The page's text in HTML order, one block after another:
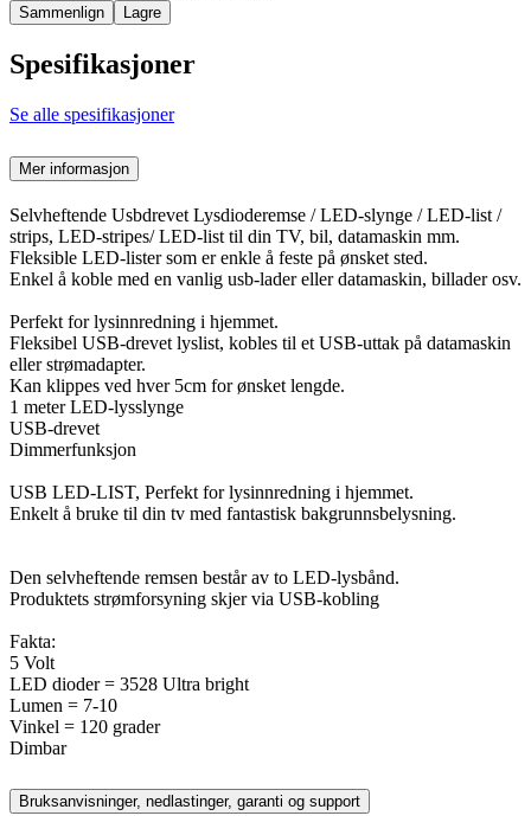
Sammenlign Lagre
Spesifikasjoner
Se alle spesifikasjoner
Mer informasjon
Selvheftende Usbdrevet Lysdioderemse / LED-slynge / LED-list /
strips, LED-stripes/ LED-list til din TV, bil, datamaskin mm.
Fleksible LED-lister som er enkle å feste på ønsket sted.
Enkel å koble med en vanlig usb-lader eller datamaskin, billader osv.
Perfekt for lysinnredning i hjemmet.
Fleksibel USB-drevet lyslist, kobles til et USB-uttak på datamaskin
eller strømadapter.
Kan klippes ved hver 5cm for ønsket lengde.
1 meter LED-lysslynge
USB-drevet
Dimmerfunksjon
USB LED-LIST, Perfekt for lysinnredning i hjemmet.
Enkelt å bruke til din tv med fantastisk bakgrunnsbelysning.
Den selvheftende remsen består av to LED-lysbånd.
Produktets strømforsyning skjer via USB-kobling
Fakta:
5 Volt
LED dioder = 3528 Ultra bright
Lumen = 7-10
Vinkel = 120 grader
Dimbar
Bruksanvisninger, nedlastinger, garanti og support